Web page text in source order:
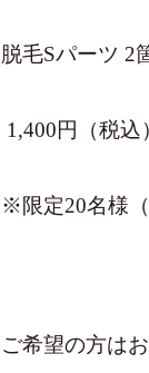
脱毛Sパーツ 2
1,400円（税込
※限定20名様（
ご希望の方は